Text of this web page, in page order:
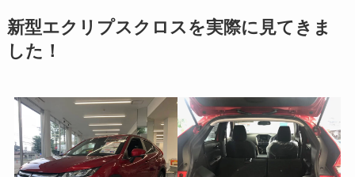
新型エクリプスクロスを実際に見てきま
した！